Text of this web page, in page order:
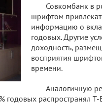
Совкомбанк в
шрифтом
информацию о
годовых. Другие
доходность,
восприятия
времени.
Аналогичную
годовых распространял